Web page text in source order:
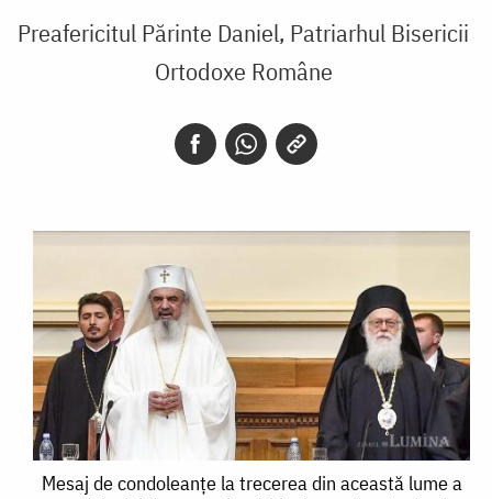
Preafericitul Părinte Daniel, Patriarhul Bisericii
Ortodoxe Române
Mesaj
Mesaj de condoleanțe la trecerea din această lume a